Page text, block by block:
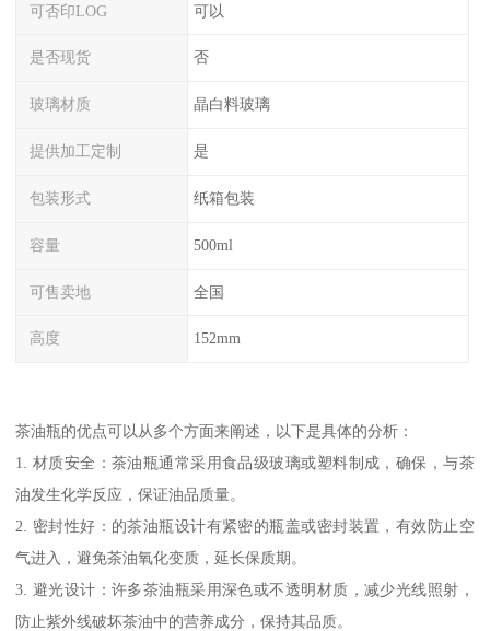
可否印LOG 可以
是否现货 否
玻璃材质 晶白料玻璃
提供加工定制 是
包装形式 纸箱包装
容量 500ml
可售卖地 全国
高度 152mm
茶油瓶的优点可以从多个方面来阐述，以下是具体的分析：
1. 材质安全：茶油瓶通常采用食品级玻璃或塑料制成，确保，与茶
油发生化学反应，保证油品质量。
2. 密封性好：的茶油瓶设计有紧密的瓶盖或密封装置，有效防止空
气进入，避免茶油氧化变质，延长保质期。
3. 避光设计：许多茶油瓶采用深色或不透明材质，减少光线照射，
防止紫外线破坏茶油中的营养成分，保持其品质。